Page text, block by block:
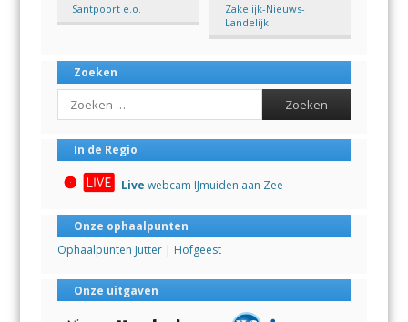
Santpoort e.o.
Zakelijk-Nieuws-
Landelijk
Zoeken
Search
In de Regio
Live webcam IJmuiden aan Zee
Onze ophaalpunten
Ophaalpunten Jutter | Hofgeest
Onze uitgaven